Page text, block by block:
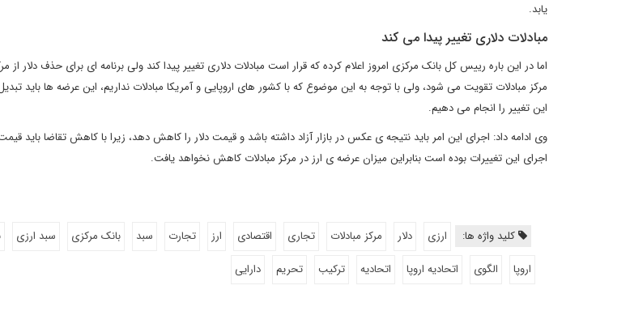
یابد.
مبادلات دلاری تغییر پیدا می کند
اما در این باره رییس کل بانک مرکزی امروز اعلام کرده که قرار است مبادلات دلاری تغییر پیدا کند ولی برنامه ای برای حذف دلار از
مرکز مبادلات تقویت می شود، ولی با توجه به این موضوع که با کشور های اروپایی و آمریکا مبادلات نداریم، این عرضه ها باید
این تغییر را انجام می دهیم.
وی ادامه داد: اجرای این امر باید نتیجه ی عکس در بازار آزاد داشته باشد و قیمت دلار را کاهش دهد، زیرا با کاهش تقاضا باید
اجرای این تغییرات بوده است بنابراین میزان عرضه ی ارز در مرکز مبادلات کاهش نخواهد یافت.
کلید واژه ها: ارزی دلار مرکز مبادلات تجاری اقتصادی ارز تجارت سبد بانک مرکزی سبد ارزی
اروپا
الگوی اتحادیه اروپا اتحادیه ترکیب تحریم دارایی